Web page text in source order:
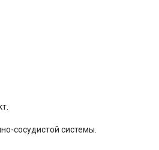
сосудистой системы.